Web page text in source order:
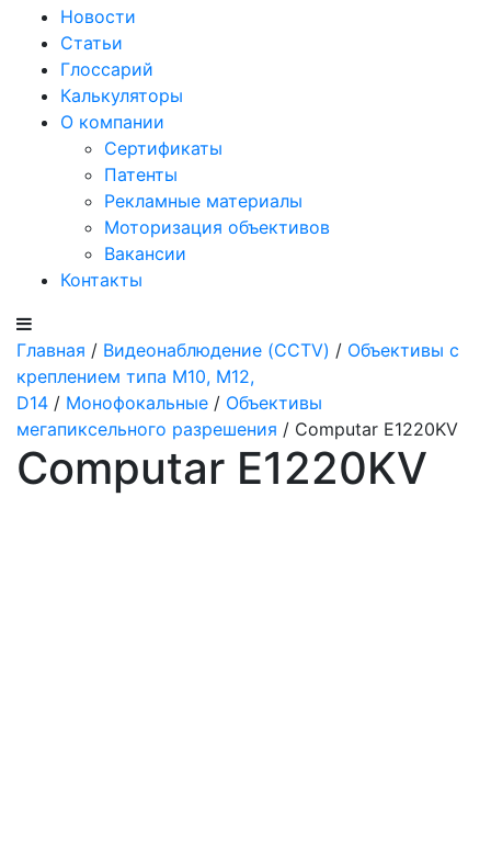
Новости
Статьи
Глоссарий
Калькуляторы
О компании
Сертификаты
Патенты
Рекламные материалы
Моторизация объективов
Вакансии
Контакты
Главная / Видеонаблюдение (CCTV) / Объективы с
креплением типа M10, M12,
D14 / Монофокальные / Объективы
мегапиксельного разрешения / Computar E1220KV
Computar E1220KV